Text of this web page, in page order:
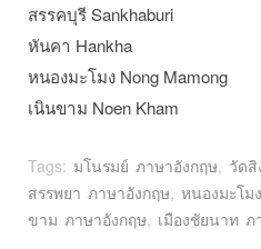
สรรคบุรี Sankhaburi
หันคา Hankha
หนองมะโมง Nong Mamong
เนินขาม Noen Kham
Tags: มโนรมย์ ภาษาอังกฤษ, วัด
สรรพยา ภาษาอังกฤษ, หนองมะโม
ขาม ภาษาอังกฤษ, เมืองชัยนาท ภ